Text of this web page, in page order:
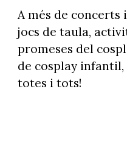
A més de
jocs de taula,
promeses del
de cosplay
totes i tots!